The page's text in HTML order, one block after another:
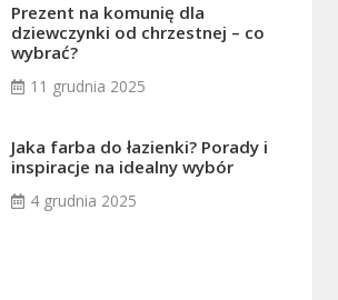
Prezent na komunię dla
dziewczynki od chrzestnej – co
wybrać?
11 grudnia 2025
Jaka farba do łazienki? Porady i
inspiracje na idealny wybór
4 grudnia 2025